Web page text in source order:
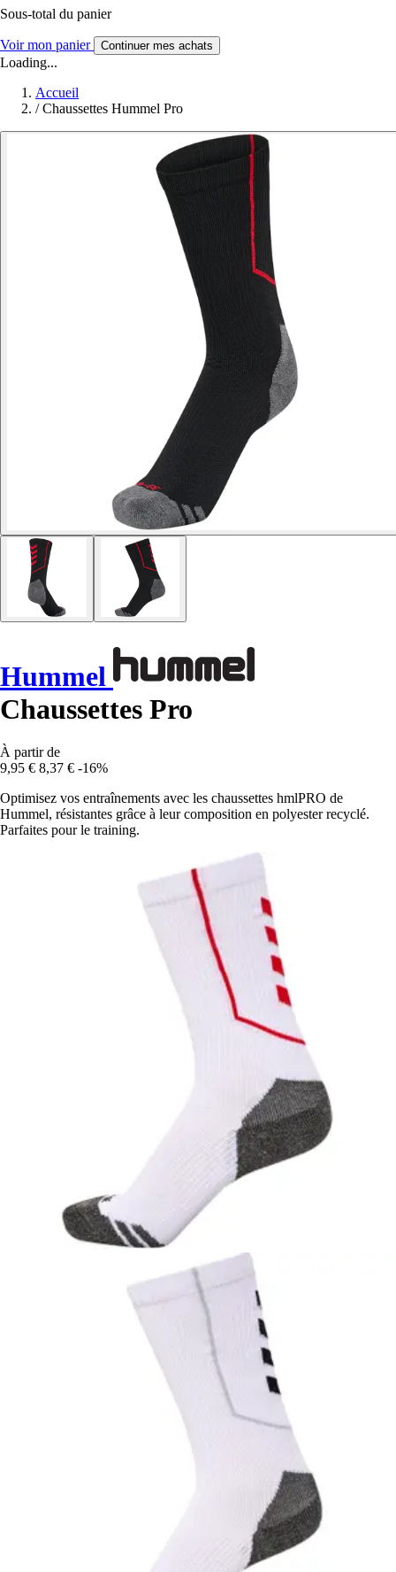
Sous-total du panier
Voir mon panier Continuer mes achats
Loading...
Accueil
/ Chaussettes Hummel Pro
Hummel
Chaussettes Pro
À partir de
9,95 € 8,37 € -16%
Optimisez vos entraînements avec les chaussettes hmlPRO de
Hummel, résistantes grâce à leur composition en polyester recyclé.
Parfaites pour le training.